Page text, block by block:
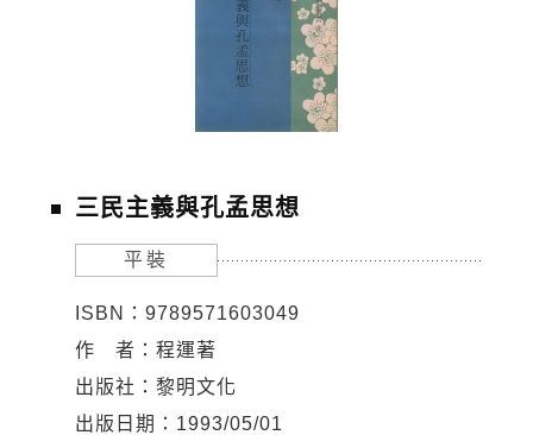
三民主義與孔孟思想
平裝
ISBN：9789571603049
作 者：程運著
出版社：黎明文化
出版日期：1993/05/01